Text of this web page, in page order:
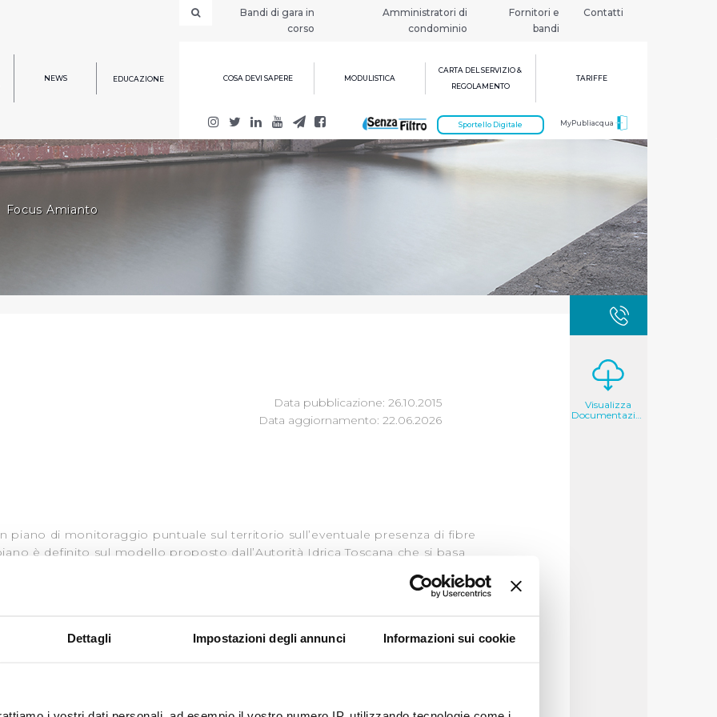
Dettagli Impostazioni degli annunci Informazioni sui cookie
Bandi di gara in
corso
Amministratori di
condominio
Fornitori e
bandi
Contatti
NEWS EDUCAZIONE COSA DEVI SAPERE MODULISTICA
CARTA DEL SERVIZIO &
REGOLAMENTO
TARIFFE
MyPubliacqua
Sportello Digitale
Focus Amianto
Data pubblicazione: 26.10.2015
Data aggiornamento: 22.06.2026
piano di monitoraggio puntuale sul territorio sull’eventuale presenza di fibre
è definito sul modello proposto dall’Autorità Idrica Toscana che si basa
dell’acqua e l’estensione delle tubazioni in amianto. In sintesi sono stati
in cui la qualità dell’acqua è omogenea, in tali bacini è stato calcolato
Ministero della sanità n°42 dell’1/8/86), la lunghezza totale della rete e
così il numero di punti da campionare per ciascun bacino e la
punto.
si sono presi in considerazione i seguenti criteri:
della stessa ma con sicura influenza della tubazione in
quanto possibile al centro della tubazione o della rete in amianto
Visualizza
Documentazione